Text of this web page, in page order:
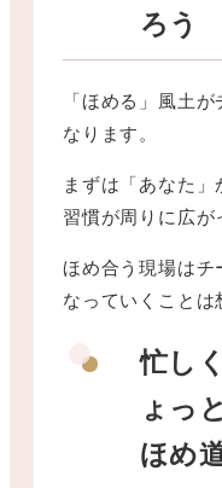
ろう
「ほめる」風土
なります。
まずは「あなた
習慣が周りに広が
ほめ合う現場はチ
なっていくことは
忙し
ょっ
ほめ